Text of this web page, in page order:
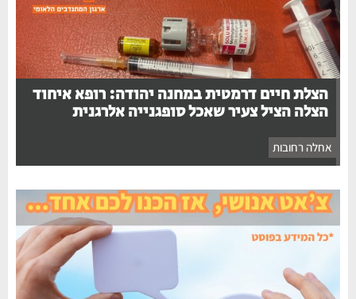
הצלת חיים דרמטית במחנה יהודה: רופא איחוד
הצלה הציל צעיר שאכל סופגנייה אלרגנית
אחלה רחובות